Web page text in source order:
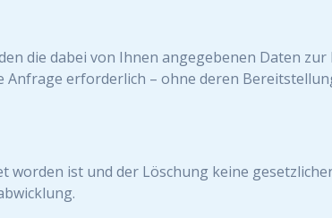
die dabei von Ihnen angegebenen Daten
erforderlich – ohne deren
ist und der Löschung keine